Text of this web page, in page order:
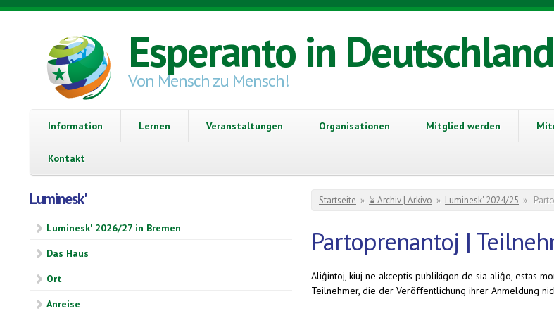
Direkt zum Inhalt
Esperanto in Deutschland
Von Mensch zu Mensch!
Information Lernen Veranstaltungen Organisationen Mitglied werden
Kontakt
Luminesk'
Luminesk' 2026/27 in Bremen
Das Haus
Ort
Anreise
Sie sind hier
Startseite » ⌛ Archiv | Arkivo » Luminesk' 2024/25 »
Partoprenantoj |
Aliĝintoj, kiuj ne akceptis publikigon de sia aliĝo, estas
Teilnehmer, die der Veröffentlichung ihrer Anmeldung